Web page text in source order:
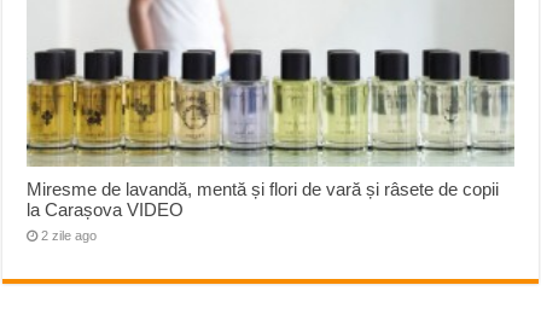
Miresme de lavandă, mentă și flori de vară și râsete de copii
la Carașova VIDEO
2 zile ago